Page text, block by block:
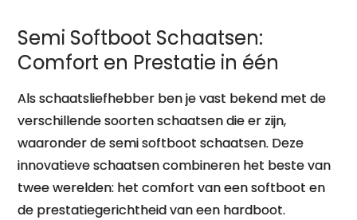
Semi Softboot Schaatsen:
Comfort en Prestatie in één
Als schaatsliefhebber ben je vast bekend met de
verschillende soorten schaatsen die er zijn,
waaronder de semi softboot schaatsen. Deze
innovatieve schaatsen combineren het beste van
twee werelden: het comfort van een softboot en
de prestatiegerichtheid van een hardboot.